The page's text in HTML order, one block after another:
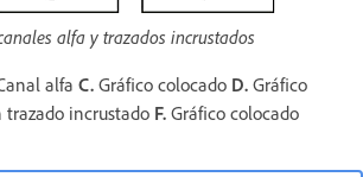
alfa y trazados incrustados
alfa C. Gráfico colocado D. Gráfico
trazado incrustado F. Gráfico colocado